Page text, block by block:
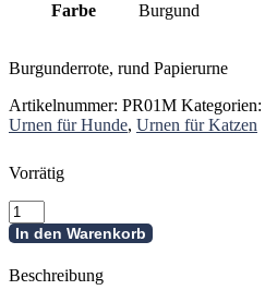
Farbe Burgund
Burgunderrote, rund Papierurne
Artikelnummer: PR01M Kategorien:
Urnen für Hunde, Urnen für Katzen
Vorrätig
Burgunderrote.
runde
Papierurne
klein
Menge
In den Warenkorb
Beschreibung